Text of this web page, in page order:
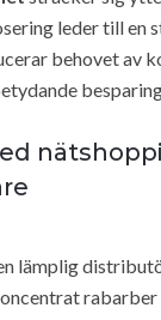
leder till en
behovet av
lämplig